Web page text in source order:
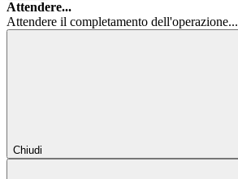
Attendere...
Attendere il completamento dell'operazione...
Chiudi